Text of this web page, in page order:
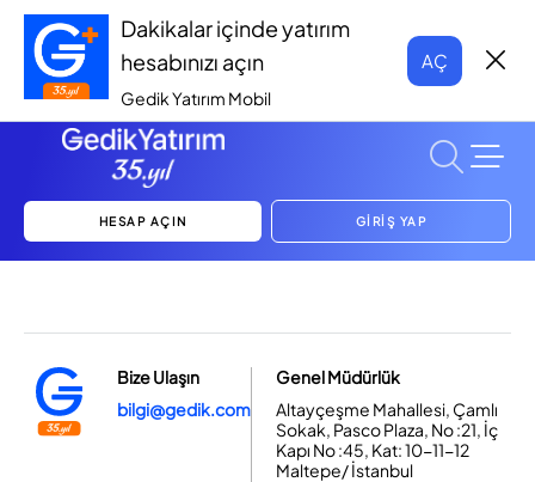
Dakikalar içinde yatırım
hesabınızı açın
Gedik Yatırım Mobil
AÇ
HESAP AÇIN GİRİŞ YAP
Bize Ulaşın
bilgi@gedik.com
Genel Müdürlük
Altayçeşme Mahallesi, Çamlı
Sokak, Pasco Plaza, No :21, İç
Kapı No :45, Kat: 10-11-12
Maltepe/ İstanbul